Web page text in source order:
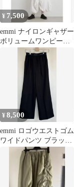
¥ 7,500
emmi ナイロンギャザー
ボリュームワンピー
ス Sサイズ
¥8,500
emmi ロゴウエストゴム
ワイドパンツ ブラック